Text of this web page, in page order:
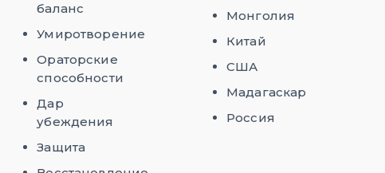
баланс
Умиротворение
Ораторские
способности
Дар
убеждения
Защита
Монголия
Китай
США
Мадагаскар
Россия